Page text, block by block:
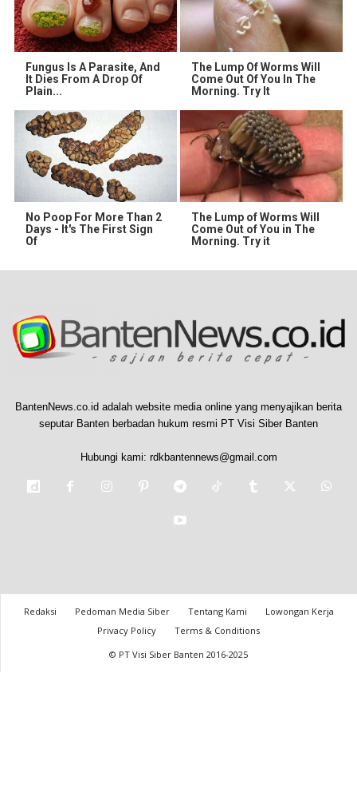
Fungus Is A Parasite, And
It Dies From A Drop Of
Plain...
The Lump Of Worms Will
Come Out Of You In The
Morning. Try It
No Poop For More Than 2
Days - It's The First Sign
Of
The Lump of Worms Will
Come Out of You in The
Morning. Try it
BantenNews.co.id adalah website media online yang menyajikan berita
seputar Banten berbadan hukum resmi PT Visi Siber Banten
Hubungi kami: rdkbantennews@gmail.com
Redaksi Pedoman Media Siber Tentang Kami
Lowongan Kerja
Privacy Policy
Terms & Conditions
© PT Visi Siber Banten 2016-2025